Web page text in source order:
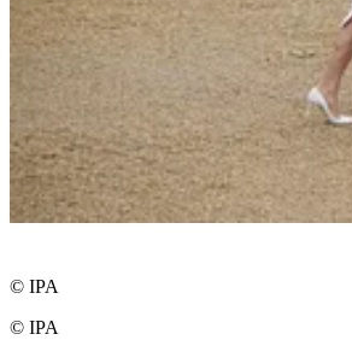
© IPA
© IPA